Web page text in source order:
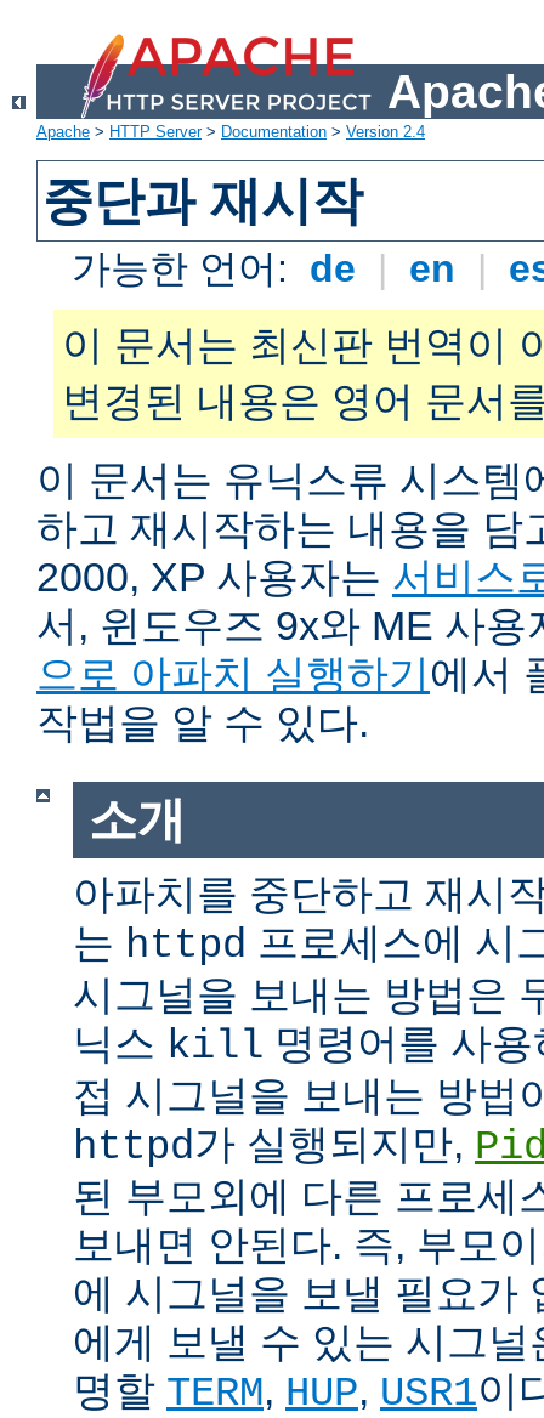
Apache > HTTP Server> Documentation > Version 2.4
중단과 재시작
가능한 언어: de | en |
이 문서는 최신판 번역이
변경된 내용은 영어 문서
이 문서는 유닉스류 시스템
하고 재시작하는 내용을 담
2000, XP 사용자는 서비스
서, 윈도우즈 9x와 ME 사
으로 아파치 실행하기에서
작법을 알 수 있다.
소개
아파치를 중단하고 재시
는 httpd 프로세스에 시
시그널을 보내는 방법은
닉스 kill 명령어를 사
접 시그널을 보내는 방법
httpd가 실행되지만,
된 부모외에 다른 프로세
보내면 안된다. 즉, 부모
에 시그널을 보낼 필요가
에게 보낼 수 있는 시그
명할 TERM, HUP, USR1이